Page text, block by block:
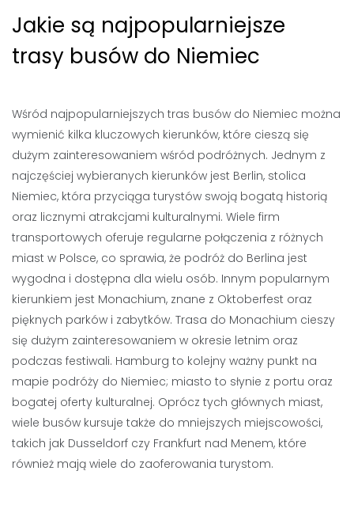
Jakie są najpopularniejsze
trasy busów do Niemiec
Wśród najpopularniejszych tras busów do Niemiec można
wymienić kilka kluczowych kierunków, które cieszą się
dużym zainteresowaniem wśród podróżnych. Jednym z
najczęściej wybieranych kierunków jest Berlin, stolica
Niemiec, która przyciąga turystów swoją bogatą historią
oraz licznymi atrakcjami kulturalnymi. Wiele firm
transportowych oferuje regularne połączenia z różnych
miast w Polsce, co sprawia, że podróż do Berlina jest
wygodna i dostępna dla wielu osób. Innym popularnym
kierunkiem jest Monachium, znane z Oktoberfest oraz
pięknych parków i zabytków. Trasa do Monachium cieszy
się dużym zainteresowaniem w okresie letnim oraz
podczas festiwali. Hamburg to kolejny ważny punkt na
mapie podróży do Niemiec; miasto to słynie z portu oraz
bogatej oferty kulturalnej. Oprócz tych głównych miast,
wiele busów kursuje także do mniejszych miejscowości,
takich jak Dusseldorf czy Frankfurt nad Menem, które
również mają wiele do zaoferowania turystom.